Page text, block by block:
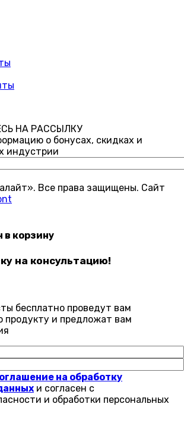
НА РАССЫЛКУ
о бонусах, скидках и
индустрии
Все права защищены. Cайт
в корзину
на консультацию!
бесплатно проведут вам
продукту и предложат вам
на обработку
и согласен с
и обработки персональных